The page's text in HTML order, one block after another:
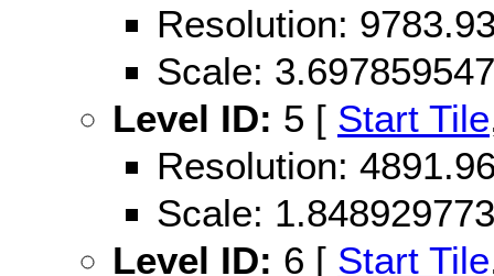
Resolution:
Scale:
Level ID: 5 [ Start Tile
Resolution:
Scale:
Level ID: 6 [ Start Tile